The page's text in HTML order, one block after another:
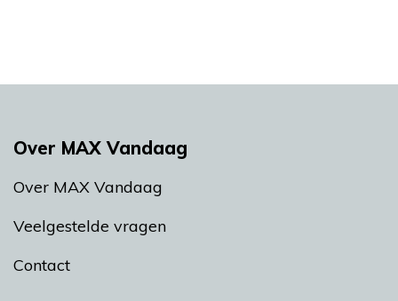
Over MAX Vandaag
Over MAX Vandaag
Veelgestelde vragen
Contact